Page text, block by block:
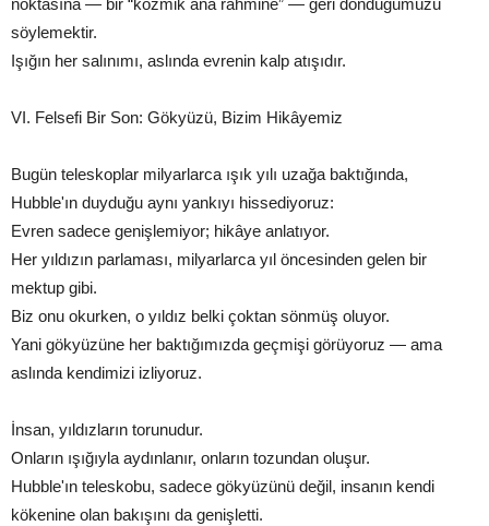
söylemektir.
Işığın her salınımı, aslında evrenin kalp atışıdır.
VI. Felsefi Bir Son: Gökyüzü, Bizim Hikâyemiz
Bugün teleskoplar milyarlarca ışık yılı uzağa baktığında,
Hubble'ın duyduğu aynı yankıyı hissediyoruz:
Evren sadece genişlemiyor; hikâye anlatıyor.
Her yıldızın parlaması, milyarlarca yıl öncesinden gelen bir
mektup gibi.
Biz onu okurken, o yıldız belki çoktan sönmüş oluyor.
Yani gökyüzüne her baktığımızda geçmişi görüyoruz — ama
aslında kendimizi izliyoruz.
İnsan, yıldızların torunudur.
Onların ışığıyla aydınlanır, onların tozundan oluşur.
Hubble'ın teleskobu, sadece gökyüzünü değil, insanın kendi
kökenine olan bakışını da genişletti.